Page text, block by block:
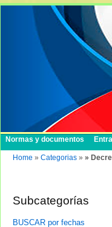
Normas y documentos
Home » Categorias » »
Subcategorías
BUSCAR por fechas